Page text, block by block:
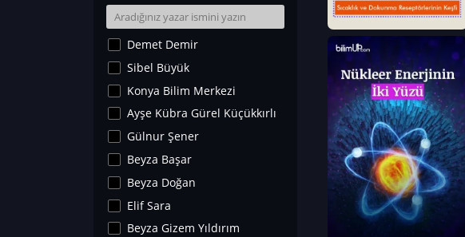
Yer Bilimleri
Astronomi ve Uzay
Noroloji
Matematik
Teknoloji
İklim Değişikliği
Arkeoloji
Kültür&Sanat
Yaşam Tavsiyeleri
Merakoloji
Demet Demir
Sibel Büyük
Konya Bilim Merkezi
Ayşe Kübra Gürel Küçükkırlı
Gülnur Şener
Beyza Başar
Beyza Doğan
Elif Sara
Beyza Gizem Yıldırım